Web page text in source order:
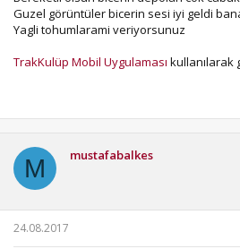
Guzel görüntüler bicerin sesi iyi geldi
Yagli tohumlarami veriyorsunuz
TrakKulüp Mobil Uygulaması kullanılarak
M mustafabalkes
24.08.2017